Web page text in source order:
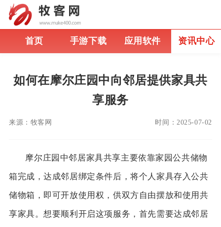
首页 手游下载 应用软件 资讯中心
如何在摩尔庄园中向邻居提供家具共
享服务
来源： 牧客网 时间： 2025-07-02
摩尔庄园中邻居家具共享主要依靠家园公共储物
箱完成，达成邻居绑定条件后，将个人家具存入公共
储物箱，即可开放使用权，供双方自由摆放和使用共
享家具。想要顺利开启这项服务，首先需要达成邻居